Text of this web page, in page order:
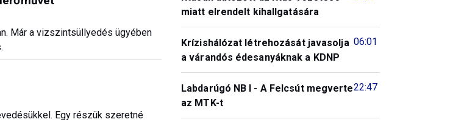
Már a vizszintsüllyedés ügyében
Egy részük szeretné
miatt elrendelt kihallgatására
06:01
Krízishálózat létrehozását javasolja
a várandós édesanyáknak a KDNP
22:47
Labdarúgó NB I - A Felcsút megverte
az MTK-t